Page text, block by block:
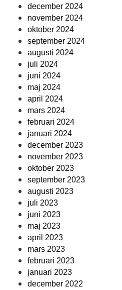
december 2024
november 2024
oktober 2024
september 2024
augusti 2024
juli 2024
juni 2024
maj 2024
april 2024
mars 2024
februari 2024
januari 2024
december 2023
november 2023
oktober 2023
september 2023
augusti 2023
juli 2023
juni 2023
maj 2023
april 2023
mars 2023
februari 2023
januari 2023
december 2022